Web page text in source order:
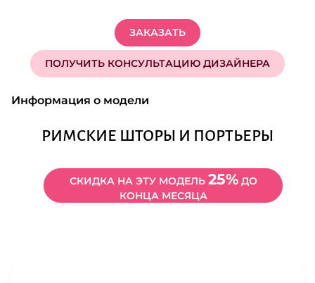
ЗАКАЗАТЬ
ПОЛУЧИТЬ КОНСУЛЬТАЦИЮ ДИЗАЙНЕРА
Информация о модели
РИМСКИЕ ШТОРЫ И ПОРТЬЕРЫ
СКИДКА НА ЭТУ МОДЕЛЬ 25%ДО
КОНЦА МЕСЯЦА